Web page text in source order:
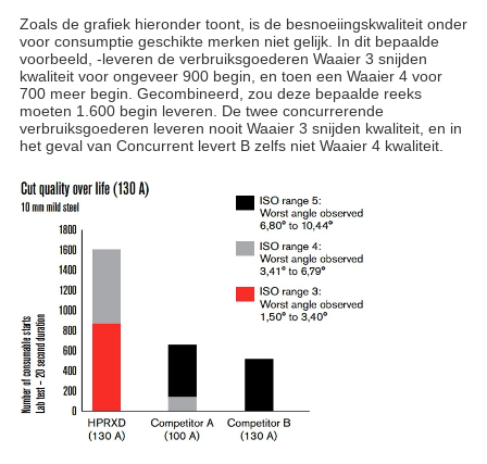
Zoals de grafiek hieronder toont, is de besnoeiingskwaliteit onder
voor consumptie geschikte merken niet gelijk. In dit bepaalde
voorbeeld, -leveren de verbruiksgoederen Waaier 3 snijden
kwaliteit voor ongeveer 900 begin, en toen een Waaier 4 voor
700 meer begin. Gecombineerd, zou deze bepaalde reeks
moeten 1.600 begin leveren. De twee concurrerende
verbruiksgoederen leveren nooit Waaier 3 snijden kwaliteit, en in
het geval van Concurrent levert B zelfs niet Waaier 4 kwaliteit.